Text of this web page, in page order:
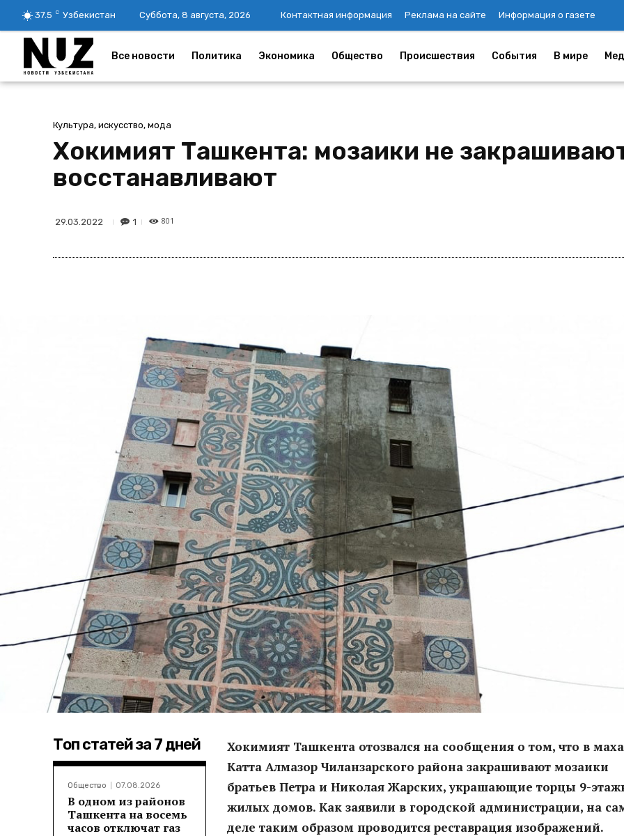
37.5 C Узбекистан Суббота, 8 августа, 2026 Контактная информация Реклама на сайте Информация о газете
Все новости Политика Экономика Общество Происшествия События В мире
Культура, искусство, мода
Хокимият Ташкента: мозаики не
восстанавливают
29.03.2022 1 801
Топ статей за 7 дней
Общество 07.08.2026
В одном из районов
Ташкента на восемь
часов отключат газ
Хокимият Ташкента отозвался на сообщения о том, что в
Катта Алмазор Чиланзарского района закрашивают мозаики
братьев Петра и Николая Жарских, украшающие торцы 9-
жилых домов. Как заявили в городской администрации, на
деле таким образом проводится реставрация изображений.